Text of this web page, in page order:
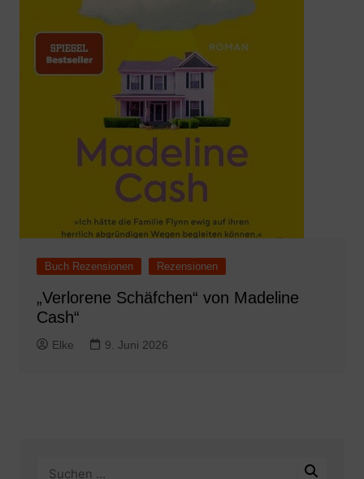
Buch Rezensionen Rezensionen
„Verlorene Schäfchen“ von Madeline
Cash“
Elke 9. Juni 2026